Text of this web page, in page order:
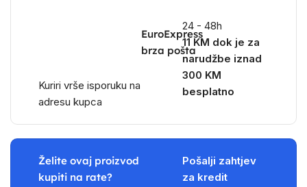
EuroExpress
brza pošta
Kuriri vrše isporuku na
adresu kupca
24 - 48h
11 KM dok je za
narudžbe iznad
300 KM
besplatno
Želite ovaj proizvod
kupiti na rate?
Pošalji zahtjev
za kredit